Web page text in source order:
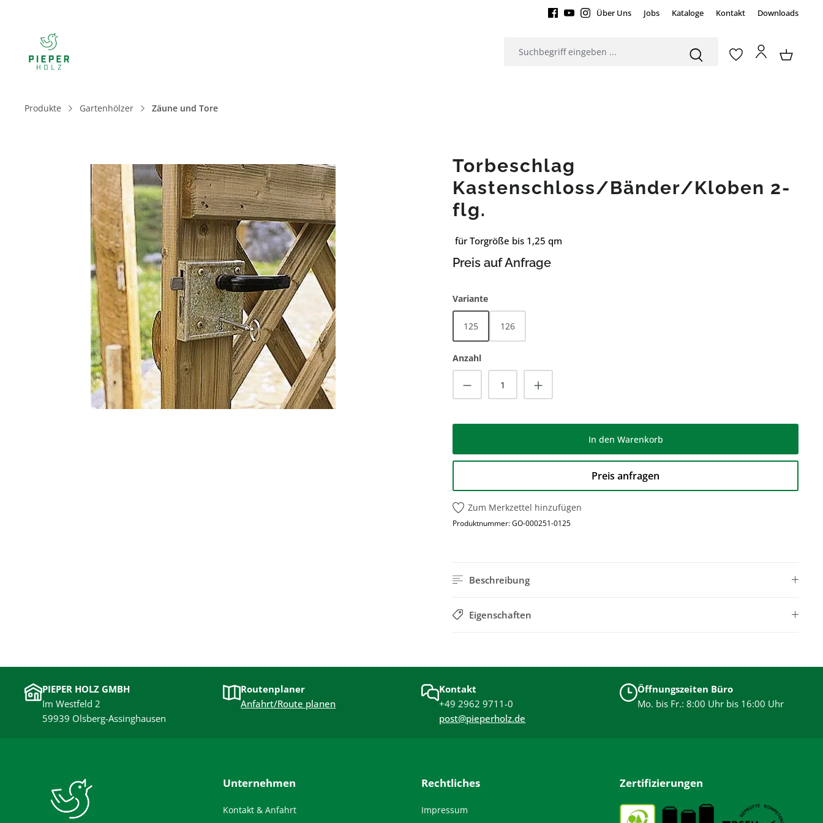
Über Uns Jobs Kataloge Kontakt Downloads
Produkte Gartenhölzer Zäune und Tore
Bildergalerie überspringen
Torbeschlag
Kastenschloss/Bänder/Kloben 2-
flg.
für Torgröße bis 1,25 qm
Preis auf Anfrage
Varianteauswählen
125 126
Anzahl
Produkt Anzahl: Gib den gewünschten Wert ein
In den Warenkorb
Preis anfragen
Zum Merkzettel hinzufügen
Produktnummer:GO-000251-0125
Beschreibung
Eigenschaften
PIEPER HOLZ GMBH
Im Westfeld 2
59939 Olsberg-Assinghausen
Routenplaner
Anfahrt/Route planen
Kontakt
+49 2962 9711-0
post@pieperholz.de
Öffnungszeiten Büro
Mo. bis Fr.: 8:00 Uhr bis 16:00 Uhr
Unternehmen
Kontakt & Anfahrt
Rechtliches
Impressum
Zertifizierungen